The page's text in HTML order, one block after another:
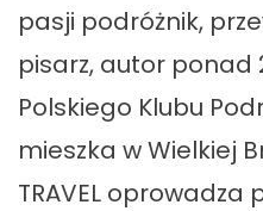
pasji podróżnik,
pisarz, autor ponad
Polskiego Klubu
mieszka w Wielkiej
TRAVEL oprowadza